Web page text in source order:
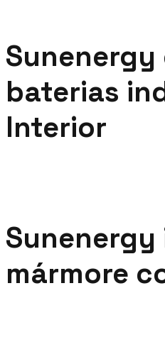
baterias
Interior
mármore